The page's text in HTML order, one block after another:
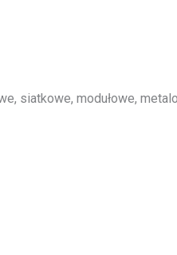
siatkowe, modułowe,